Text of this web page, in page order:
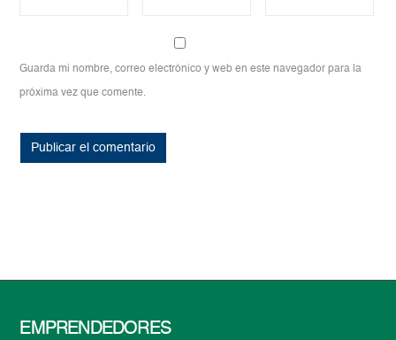
Guarda mi nombre, correo electrónico y web en este navegador para la
próxima vez que comente.
EMPRENDEDORES